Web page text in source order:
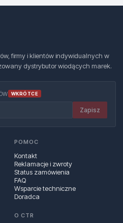
firmy i klientów indywidualnych w
dystrybutor wiodących marek.
WKRÓTCE
Zapisz
POMOC
Kontakt
Reklamacje i zwroty
Status zamówienia
FAQ
Wsparcie techniczne
Doradca
O CTR